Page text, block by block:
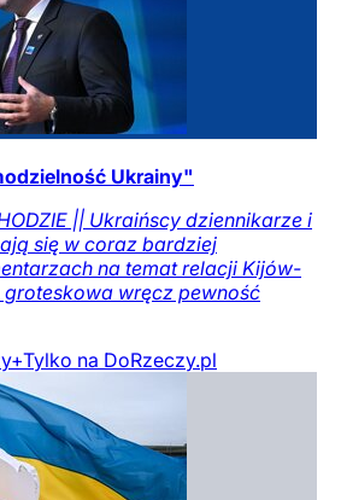
Ukrainy"
|| Ukraińscy dziennikarze i
się w coraz bardziej
na temat relacji Kijów-
wręcz pewność
Tylko na DoRzeczy.pl